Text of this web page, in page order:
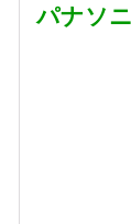
パナソ